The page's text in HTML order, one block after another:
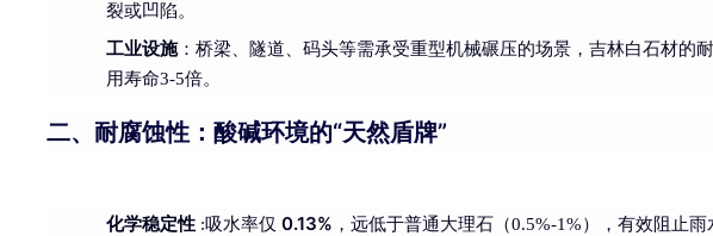
裂或凹陷。
工业设施：桥梁、隧道、码头等需承受重型机械碾压的场景，吉林白石材的
用寿命3-5倍。
二、耐腐蚀性：酸碱环境的“天然盾牌”
化学稳定性 :吸水率仅 0.13% ，远低于普通大理石（0.5%-1%），有效阻止